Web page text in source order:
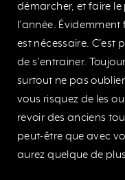
démarcher, et faire
l’année.
est nécessaire.
de s’entrainer.
surtout ne pas
vous risquez de les
revoir des anciens
peut-être que avec
aurez quelque de